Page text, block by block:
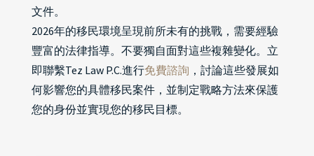
文件。
2026年的移民環境呈現前所未有的挑戰，需要經驗
豐富的法律指導。不要獨自面對這些複雜變化。立
即聯繫Tez Law P.C.進行免費諮詢 ，討論這些發展如
何影響您的具體移民案件，並制定戰略方法來保護
您的身份並實現您的移民目標。